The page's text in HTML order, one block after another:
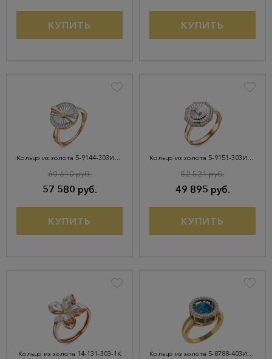
КУПИТЬ КУПИТЬ
Кольцо из золота 5-9144-303И4-1КБ
57 580 руб.
60 610 руб.
КУПИТЬ
Кольцо из золота 5-9151-303И4-1КБ
49 895 руб.
52 521 руб.
КУПИТЬ
Кольцо из золота 14-131-303-1К Кольцо из золота 5-8788-403И1-1КБ-Тлд